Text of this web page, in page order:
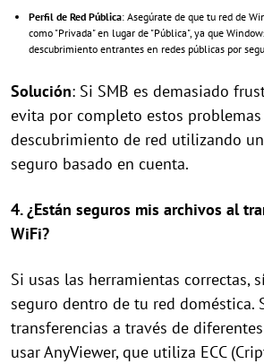
Perfil de Red Pública: Asegúrate de que tu red de
como "Privada" en lugar de "Pública", ya que
descubrimiento entrantes en redes públicas por
Solución: Si SMB es demasiado
evita por completo estos
descubrimiento de red utilizando
seguro basado en cuenta.
4. ¿Están seguros mis archivos al
WiFi?
Si usas las herramientas correctas,
seguro dentro de tu red doméstica.
transferencias a través de
usar AnyViewer, que utiliza ECC